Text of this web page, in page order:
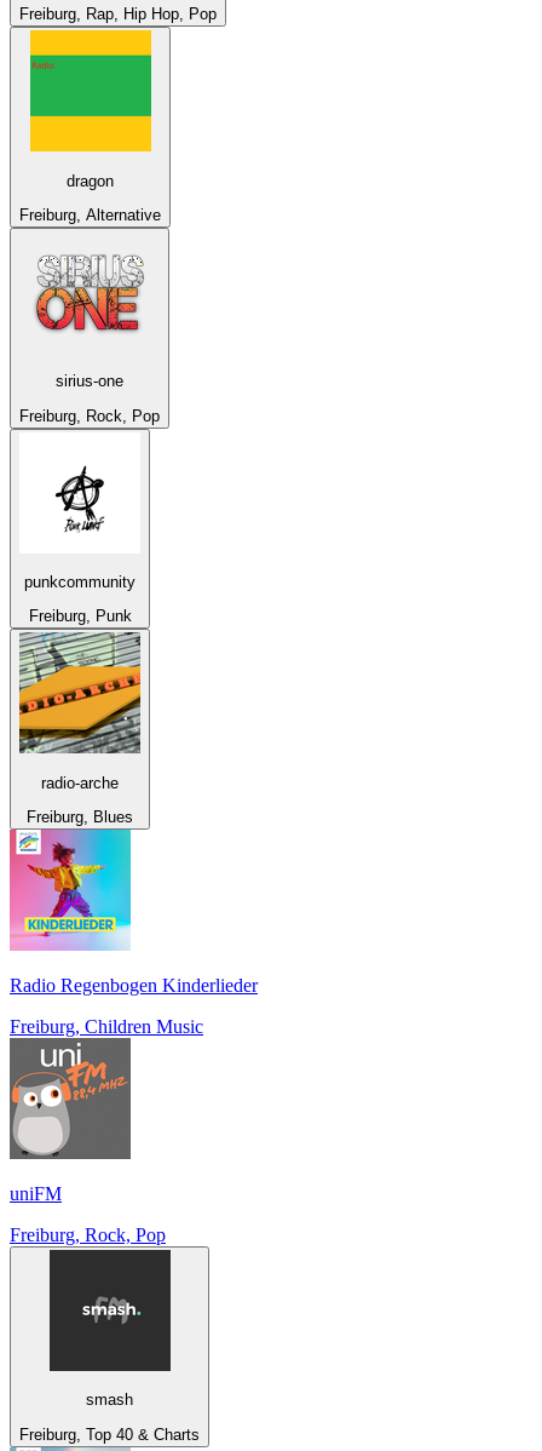
Freiburg, Rap, Hip Hop, Pop
dragon
Freiburg, Alternative
sirius-one
Freiburg, Rock, Pop
punkcommunity
Freiburg, Punk
radio-arche
Freiburg, Blues
Radio Regenbogen Kinderlieder
Freiburg, Children Music
uniFM
Freiburg, Rock, Pop
smash
Freiburg, Top 40 & Charts